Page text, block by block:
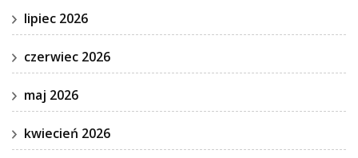
lipiec 2026
czerwiec 2026
maj 2026
kwiecień 2026